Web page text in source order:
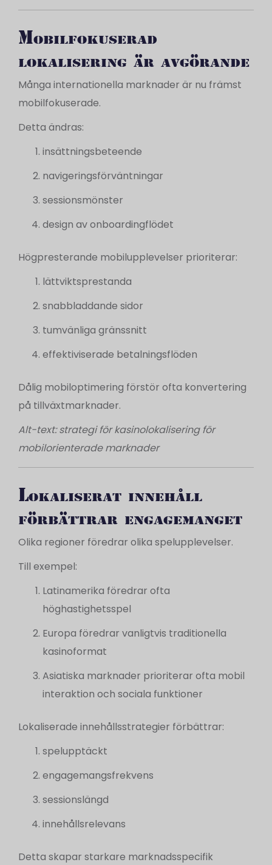
Mobilfokuserad
lokalisering är avgörande
Många internationella marknader är nu främst
mobilfokuserade.
Detta ändras:
insättningsbeteende
navigeringsförväntningar
sessionsmönster
design av onboardingflödet
Högpresterande mobilupplevelser prioriterar:
lättviktsprestanda
snabbladdande sidor
tumvänliga gränssnitt
effektiviserade betalningsflöden
Dålig mobiloptimering förstör ofta konvertering
på tillväxtmarknader.
Alt-text: strategi för kasinolokalisering för
mobilorienterade marknader
Lokaliserat innehåll
förbättrar engagemanget
Olika regioner föredrar olika spelupplevelser.
Till exempel:
Latinamerika föredrar ofta
höghastighetsspel
Europa föredrar vanligtvis traditionella
kasinoformat
Asiatiska marknader prioriterar ofta mobil
interaktion och sociala funktioner
Lokaliserade innehållsstrategier förbättrar:
spelupptäckt
engagemangsfrekvens
sessionslängd
innehållsrelevans
Detta skapar starkare marknadsspecifik